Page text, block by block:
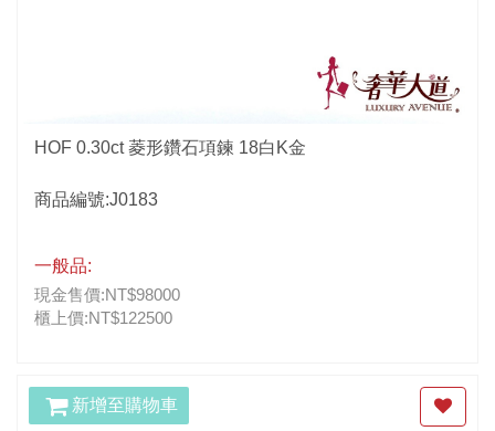
HOF 0.30ct 菱形鑽石項鍊 18白K金
商品編號:J0183
一般品:
現金售價:NT$98000
櫃上價:NT$122500
新增至購物車